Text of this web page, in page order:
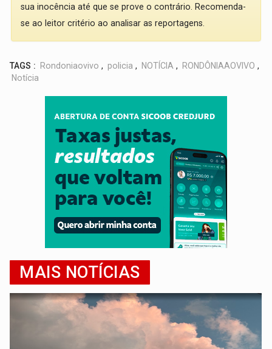
sua inocência até que se prove o contrário. Recomenda-
se ao leitor critério ao analisar as reportagens.
TAGS : Rondoniaovivo , policia , NOTÍCIA , RONDÔNIAAOVIVO ,
Notícia
MAIS NOTÍCIAS